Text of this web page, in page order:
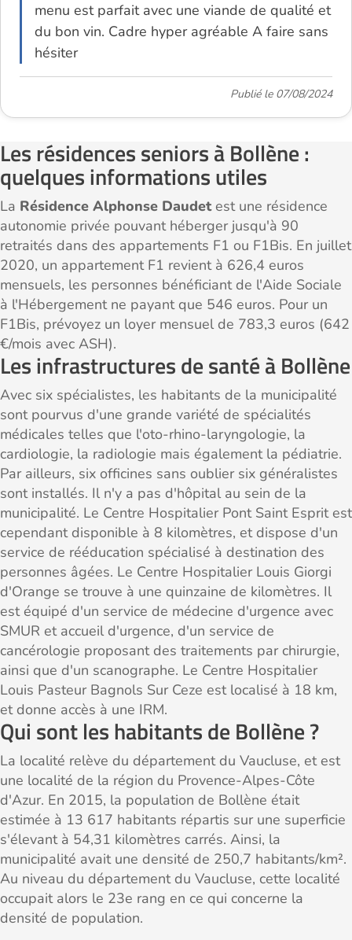
menu est parfait avec une viande de qualité et
du bon vin. Cadre hyper agréable A faire sans
hésiter
Publié le 07/08/2024
Les résidences seniors à Bollène :
quelques informations utiles
La Résidence Alphonse Daudetest une résidence
autonomie privée pouvant héberger jusqu'à 90
retraités dans des appartements F1 ou F1Bis. En juillet
2020, un appartement F1 revient à 626,4 euros
mensuels, les personnes bénéficiant de l'Aide Sociale
à l'Hébergement ne payant que 546 euros. Pour un
F1Bis, prévoyez un loyer mensuel de 783,3 euros (642
€/mois avec ASH).
Les infrastructures de santé à Bollène
Avec six spécialistes, les habitants de la municipalité
sont pourvus d'une grande variété de spécialités
médicales telles que l'oto-rhino-laryngologie, la
cardiologie, la radiologie mais également la pédiatrie.
Par ailleurs, six officines sans oublier six généralistes
sont installés. Il n'y a pas d'hôpital au sein de la
municipalité. Le Centre Hospitalier Pont Saint Esprit est
cependant disponible à 8 kilomètres, et dispose d'un
service de rééducation spécialisé à destination des
personnes âgées. Le Centre Hospitalier Louis Giorgi
d'Orange se trouve à une quinzaine de kilomètres. Il
est équipé d'un service de médecine d'urgence avec
SMUR et accueil d'urgence, d'un service de
cancérologie proposant des traitements par chirurgie,
ainsi que d'un scanographe. Le Centre Hospitalier
Louis Pasteur Bagnols Sur Ceze est localisé à 18 km,
et donne accès à une IRM.
Qui sont les habitants de Bollène ?
La localité relève du département du Vaucluse, et est
une localité de la région du Provence-Alpes-Côte
d'Azur. En 2015, la population de Bollène était
estimée à 13 617 habitants répartis sur une superficie
s'élevant à 54,31 kilomètres carrés. Ainsi, la
municipalité avait une densité de 250,7 habitants/km².
Au niveau du département du Vaucluse, cette localité
occupait alors le 23e rang en ce qui concerne la
densité de population.